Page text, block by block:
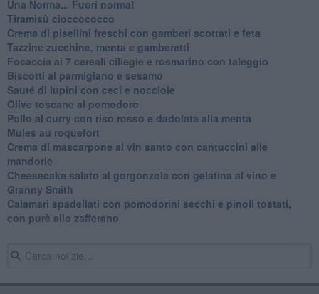
Una Norma... Fuori norma!
Tiramisù cioccococco
Crema di pisellini freschi con gamberi scottati e feta
Tazzine zucchine, menta e gamberetti
Focaccia ai 7 cereali ciliegie e rosmarino con taleggio
Biscotti al parmigiano e sesamo
Sauté di lupini con ceci e nocciole
Olive toscane al pomodoro
Pollo al curry con riso rosso e dadolata alla menta
Mules au roquefort
Crema di mascarpone al vin santo con cantuccini alle
mandorle
Cheesecake salato al gorgonzola con gelatina al vino e
Granny Smith
Calamari spadellati con pomodorini secchi e pinoli tostati,
con purè allo zafferano